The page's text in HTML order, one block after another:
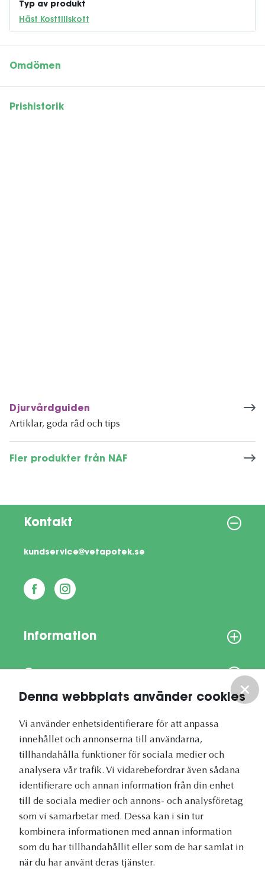
Denna webbplats använder cookies
Vi använder enhetsidentifierare för att anpassa
innehållet och annonserna till användarna,
tillhandahålla funktioner för sociala medier och
analysera vår trafik. Vi vidarebefordrar även sådana
identifierare och annan information från din enhet
till de sociala medier och annons- och analysföretag
som vi samarbetar med. Dessa kan i sin tur
kombinera informationen med annan information
som du har tillhandahållit eller som de har samlat in
när du har använt deras tjänster.
Typ av produkt
Häst Kosttillskott
Omdömen
Prishistorik
Djurvårdguiden
Artiklar, goda råd och tips
Fler produkter från NAF
Kontakt
kundservice@vetapotek.se
Information
Vetapotek.se är en del av
Evidensia Djursjukvård